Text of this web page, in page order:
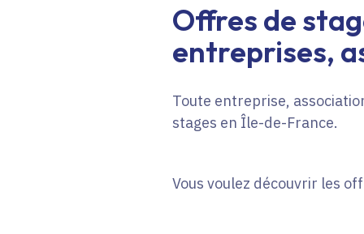
Offres de
entreprises,
Toute entreprise,
stages en Île-de-France.
Vous voulez découvrir les